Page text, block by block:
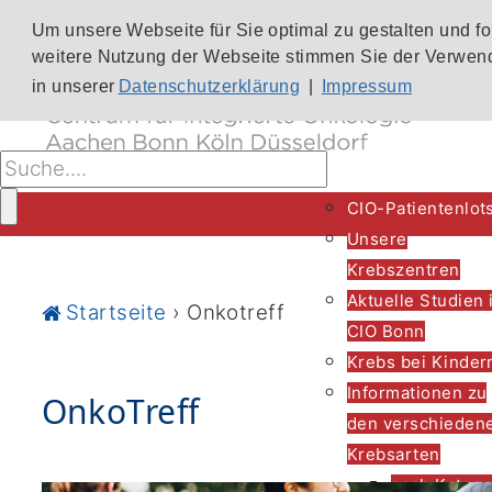
Um unsere Webseite für Sie optimal zu gestalten und
weitere Nutzung der Webseite stimmen Sie der
in unserer Datenschutzerklärung Impressum
CIO-
Unsere
Krebszentren
Aktuelle Studien
CIO Bonn
Krebs bei
Informationen zu
den
Krebsarten
nach
Startseite › Onkotreff
OnkoTreff